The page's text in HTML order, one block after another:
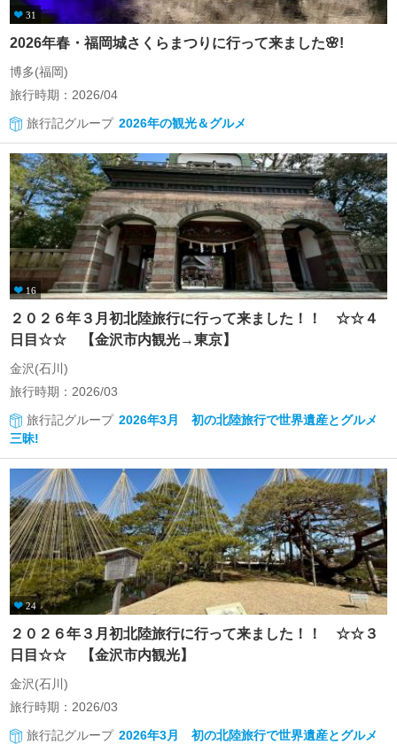
31
2026年春・福岡城さくらまつりに行って来ました🌸!
博多(福岡)
旅行時期：2026/04
旅行記グループ 2026年の観光＆グルメ
16
２０２６年３月初北陸旅行に行って来ました！！ ☆☆４
日目☆☆ 【金沢市内観光→東京】
金沢(石川)
旅行時期：2026/03
旅行記グループ 2026年3月 初の北陸旅行で世界遺産とグルメ
三昧!
24
２０２６年３月初北陸旅行に行って来ました！！ ☆☆３
日目☆☆ 【金沢市内観光】
金沢(石川)
旅行時期：2026/03
旅行記グループ 2026年3月 初の北陸旅行で世界遺産とグルメ